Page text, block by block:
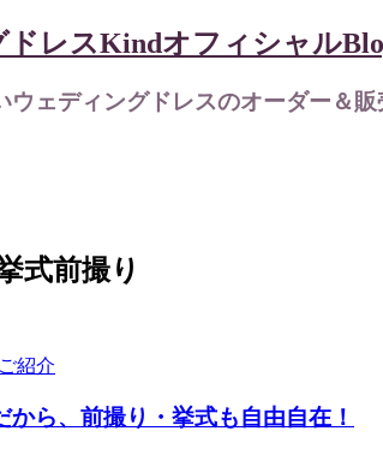
ドレスKindオフィシャル
ウェディングドレスのオーダー＆販
式前撮り
紹介
から、前撮り・挙式も自由自在！